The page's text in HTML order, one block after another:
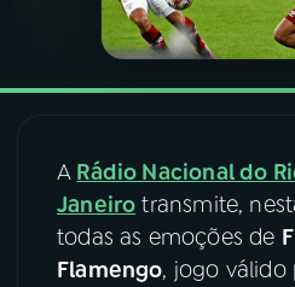
PODCASTS
06VIDEOCASTS
07ÚLTIMAS
FESTIVAL DE MÚSICA
A Rádio Nacional do
Janeiro transmite,
todas as emoções de
Flamengo, jogo válido